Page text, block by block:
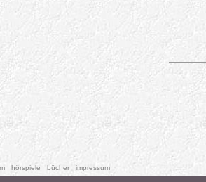
hörspiele bücher impressum